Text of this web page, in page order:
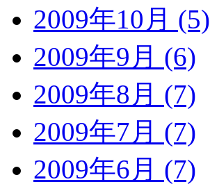
2009年10月 (5)
2009年9月 (6)
2009年8月 (7)
2009年7月 (7)
2009年6月 (7)